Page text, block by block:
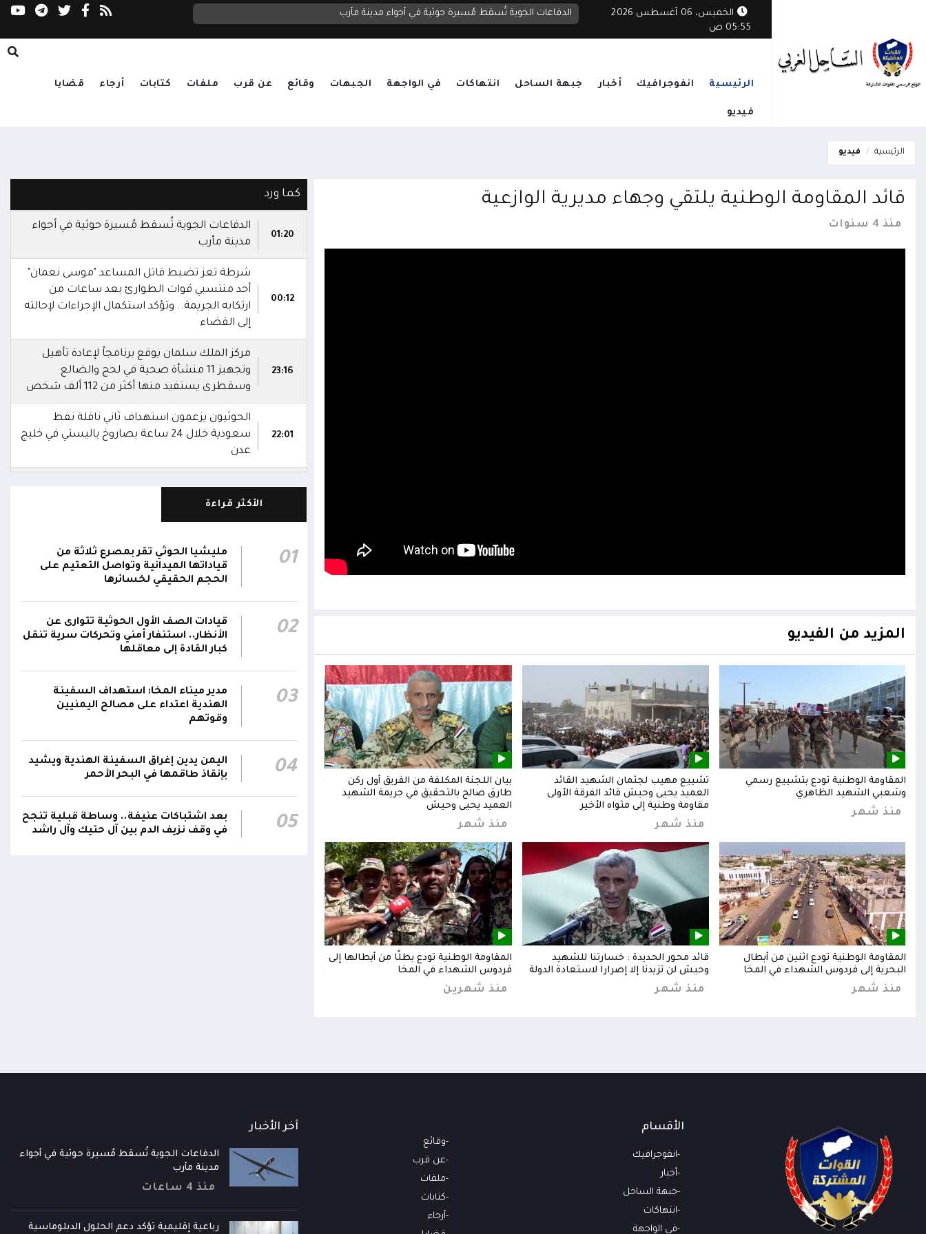
الخميس، 06 أغسطس 2026
05:55 ص
الوطني يدين هجمات الحوثيين: أمن البحر الأحمر يبدأ بإنهاء الانقلاب واستعادة الدولة الدفاعات الجوية تُسقط مُسيرة حوثية في أجواء مدينة مأرب رباعية إقليمية تؤكد دعم الحلول الدبلوماسية
الرئيسية انفوجرافيك أخبار جبهة الساحل انتهاكات في الواجهة الجبهات وقائع عن قرب ملفات كتابات أرجاء قضايا
فيديو
الرئيسية فيديو
قائد المقاومة الوطنية يلتقي وجهاء مديرية الوازعية
منذ 4 سنوات
المزيد من الفيديو
المقاومة الوطنية تودع بتشييع رسمي
وشعبي الشهيد الظاهري
منذ شهر
تشييع مهيب لجثمان الشهيد القائد
العميد يحيى وحيش قائد الفرقة الأولى
مقاومة وطنية إلى مثواه الأخير
منذ شهر
بيان اللجنة المكلفة من الفريق أول ركن
طارق صالح بالتحقيق في جريمة الشهيد
العميد يحيى وحيش
منذ شهر
المقاومة الوطنية تودع اثنين من أبطال
البحرية إلى فردوس الشهداء في المخا
منذ شهر
قائد محور الحديدة : خسارتنا للشهيد
وحيش لن تزيدنا إلا إصرارا لاستعادة الدولة
منذ شهر
المقاومة الوطنية تودع بطلًا من أبطالها إلى
فردوس الشهداء في المخا
منذ شهرين
المقاومة الوطنية تودع بتشييع رسمي
منذ شهر
تشييع مهيب لجثمان الشهيد
منذ شهر
كما ورد
01:20
الدفاعات الجوية تُسقط مُسيرة حوثية في أجواء
مدينة مأرب
00:12
شرطة تعز تضبط قاتل المساعد "موسى نعمان"
أحد منتسبي قوات الطوارئ بعد ساعات من
ارتكابه الجريمة.. وتؤكد استكمال الإجراءات لإحالته
إلى القضاء
23:16
مركز الملك سلمان يوقع برنامجاً لإعادة تأهيل
وتجهيز 11 منشأة صحية في لحج والضالع
وسقطرى يستفيد منها أكثر من 112 ألف شخص
22:01
الحوثيون يزعمون استهداف ثاني ناقلة نفط
سعودية خلال 24 ساعة بصاروخ باليستي في خليج
عدن
الانتهاء وإمدادات الغاز ستعود تدريجياً لتغطية
رئيس مجلس القيادة يُصدر قراراً بتعيين يحيى
محمد كزمان وكيلاً لقطاع الأمن الداخلي، وأحمد
سعد السقطري وكيلاً لقطاع الأمن الخارجي؛ في
رئيس مجلس القيادة يعين اللواء الركن طيار
عبدالعزيز سعيد المحيا قائداً للقوات الجوية
والدفاع الجوي.. ويُعين العميد ناشر منصور باجري
قرارات رئاسية بتعيين أحمد سعيد بن بريك وراشد
ناصر الجند مستشارين لرئيس مجلس القيادة
الرئاسي وترقيتهما إلى رتبة فريق
الأكثر قراءة
01
مليشيا الحوثي تقر بمصرع ثلاثة من
قياداتها الميدانية وتواصل التعتيم على
الحجم الحقيقي لخسائرها
02
قيادات الصف الأول الحوثية تتوارى عن
الأنظار.. استنفار أمني وتحركات سرية تنقل
كبار القادة إلى معاقلها
03
مدير ميناء المخا: استهداف السفينة
الهندية اعتداء على مصالح اليمنيين
وقوتهم
04
اليمن يدين إغراق السفينة الهندية ويشيد
بإنقاذ طاقمها في البحر الأحمر
05
بعد اشتباكات عنيفة.. وساطة قبلية تنجح
في وقف نزيف الدم بين آل حتيك وآل راشد
الأقسام
انفوجرافيك
أخبار
جبهة الساحل
انتهاكات
في الواجهة
وقائع
عن قرب
ملفات
كتابات
أرجاء
آخر الأخبار
الدفاعات الجوية تُسقط مُسيرة حوثية في أجواء
مدينة مأرب
منذ 4 ساعات
رباعية إقليمية تؤكد دعم الحلول الدبلوماسية